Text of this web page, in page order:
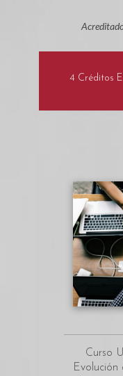
4 Créditos
Curso
Evolución